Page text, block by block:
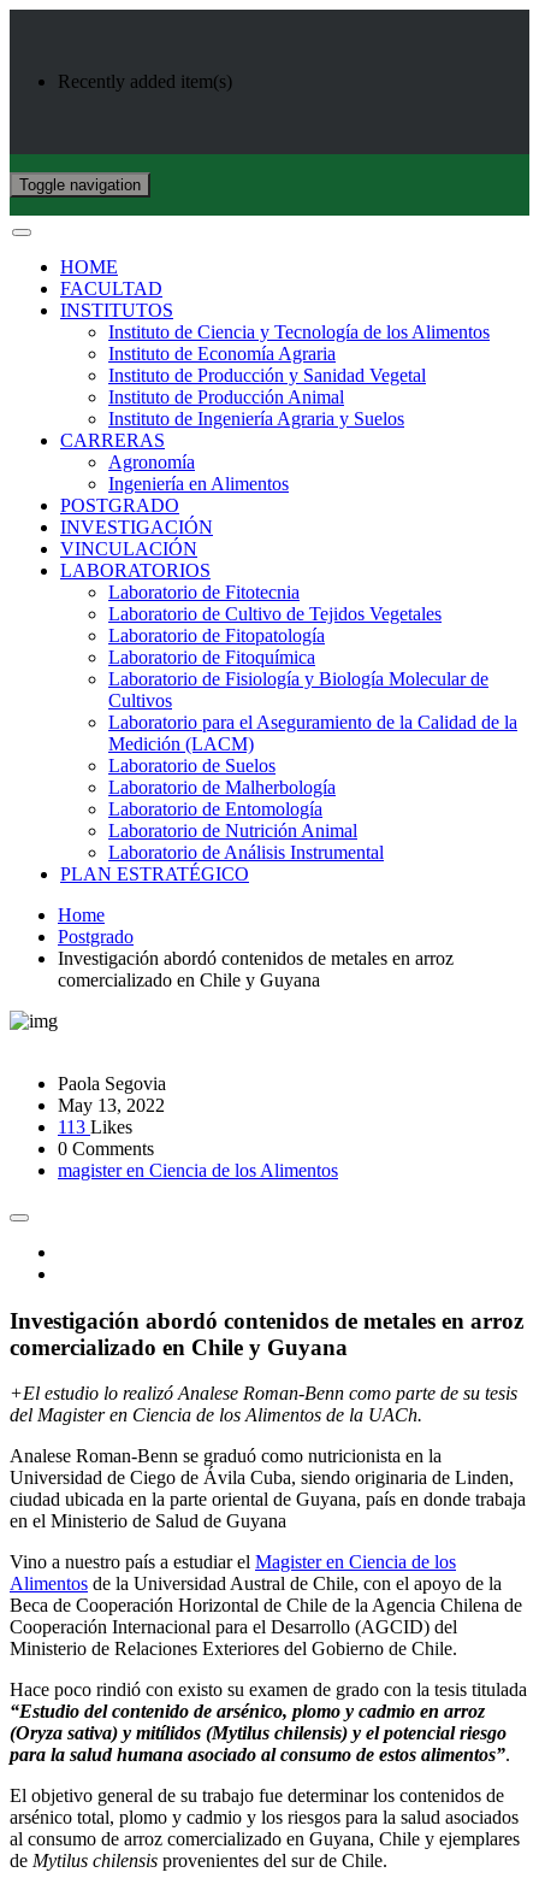
Recently added item(s)
Toggle navigation
HOME
FACULTAD
INSTITUTOS
Instituto de Ciencia y Tecnología de los Alimentos
Instituto de Economía Agraria
Instituto de Producción y Sanidad Vegetal
Instituto de Producción Animal
Instituto de Ingeniería Agraria y Suelos
CARRERAS
Agronomía
Ingeniería en Alimentos
POSTGRADO
INVESTIGACIÓN
VINCULACIÓN
LABORATORIOS
Laboratorio de Fitotecnia
Laboratorio de Cultivo de Tejidos Vegetales
Laboratorio de Fitopatología
Laboratorio de Fitoquímica
Laboratorio de Fisiología y Biología Molecular de
Cultivos
Laboratorio para el Aseguramiento de la Calidad de la
Medición (LACM)
Laboratorio de Suelos
Laboratorio de Malherbología
Laboratorio de Entomología
Laboratorio de Nutrición Animal
Laboratorio de Análisis Instrumental
PLAN ESTRATÉGICO
Home
Postgrado
Investigación abordó contenidos de metales en arroz
comercializado en Chile y Guyana
Paola Segovia
May 13, 2022
113 Likes
0 Comments
magister en Ciencia de los Alimentos
Investigación abordó contenidos de metales en arroz
comercializado en Chile y Guyana
+El estudio lo realizó Analese Roman-Benn como parte de su tesis
del Magister en Ciencia de los Alimentos de la UACh.
Analese Roman-Benn se graduó como nutricionista en la
Universidad de Ciego de Ávila Cuba, siendo originaria de Linden,
ciudad ubicada en la parte oriental de Guyana, país en donde trabaja
en el Ministerio de Salud de Guyana
Vino a nuestro país a estudiar el Magister en Ciencia de los
Alimentos de la Universidad Austral de Chile, con el apoyo de la
Beca de Cooperación Horizontal de Chile de la Agencia Chilena de
Cooperación Internacional para el Desarrollo (AGCID) del
Ministerio de Relaciones Exteriores del Gobierno de Chile.
Hace poco rindió con existo su examen de grado con la tesis titulada
“Estudio del contenido de arsénico, plomo y cadmio en arroz
(Oryza sativa) y mitílidos (Mytilus chilensis) y el potencial riesgo
para la salud humana asociado al consumo de estos alimentos”.
El objetivo general de su trabajo fue determinar los contenidos de
arsénico total, plomo y cadmio y los riesgos para la salud asociados
al consumo de arroz comercializado en Guyana, Chile y ejemplares
de Mytilus chilensis provenientes del sur de Chile.